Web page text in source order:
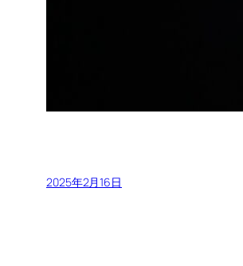
2025年2月16日